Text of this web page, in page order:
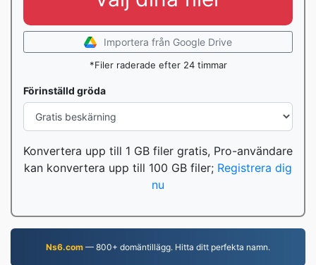
Importera från Google Drive
*Filer raderade efter 24 timmar
Förinställd gröda
Konvertera upp till 1 GB filer gratis, Pro-användare
kan konvertera upp till 100 GB filer; Registrera dig
nu
Ns6.com — 800+ domäntillägg. Hitta ditt perfekta namn.